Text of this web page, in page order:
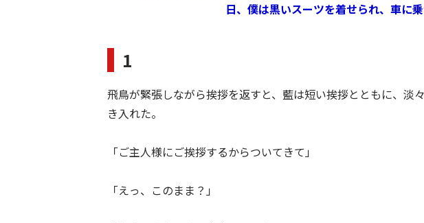
日、僕は黒いスーツを着せられ、車に
1
飛鳥が緊張しながら挨拶を返すと、藍は短い挨拶とともに、淡
き入れた。
「ご主人様にご挨拶するからついてきて」
「えっ、このまま？」